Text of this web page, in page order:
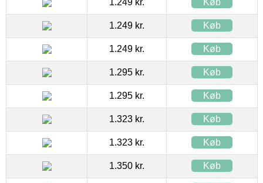
1.249 kr. Køb
1.249 kr. Køb
1.295 kr. Køb
1.295 kr. Køb
1.323 kr. Køb
1.323 kr. Køb
1.350 kr. Køb